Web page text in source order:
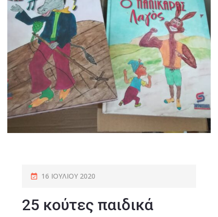
16 ΙΟΥΛΊΟΥ 2020
25 κούτες παιδικά